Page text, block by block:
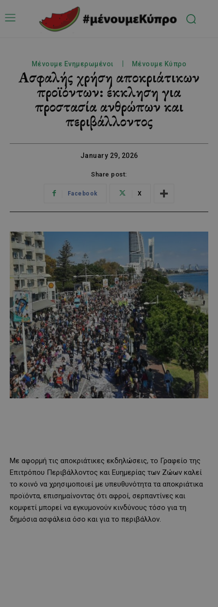
Μένουμε Ενημερωμένοι Μένουμε Κύπρο
Ασφαλής χρήση αποκριάτικων
προϊόντων: έκκληση για
προστασία ανθρώπων και
περιβάλλοντος
January 29, 2026
Share post:
Facebook X
Με αφορμή τις αποκριάτικες εκδηλώσεις, το Γραφείο της
Επιτρόπου Περιβάλλοντος και Ευημερίας των Ζώων καλεί
το κοινό να χρησιμοποιεί με υπευθυνότητα τα αποκριάτικα
προϊόντα, επισημαίνοντας ότι αφροί, σερπαντίνες και
κομφετί μπορεί να εγκυμονούν κινδύνους τόσο για τη
δημόσια ασφάλεια όσο και για το περιβάλλον.